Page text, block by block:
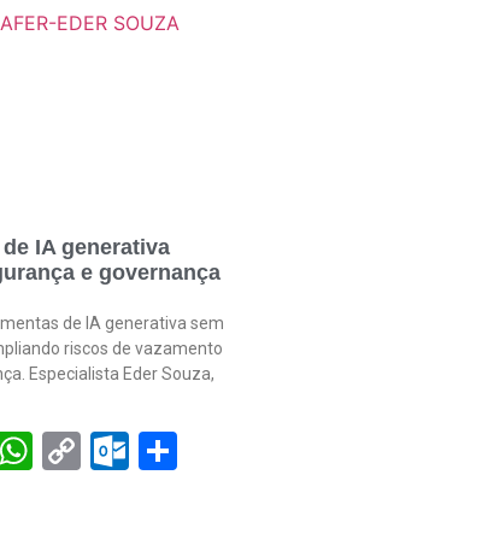
IA generativa
e governança
de IA generativa sem
riscos de vazamento
Especialista Eder Souza,
WhatsApp
CopyOutlook.com
Share